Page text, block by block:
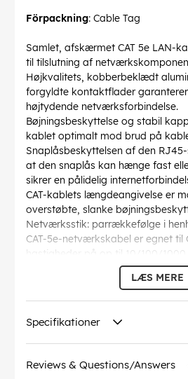
Förpackning: Cable Tag
Samlet, afskærmet CAT 5e LAN-
til tilslutning af
Højkvalitets, kobberbeklædt
forgyldte kontaktflader
højtydende netværksforbindelse.
Bøjningsbeskyttelse og stabil
kablet optimalt mod brud på
Snaplåsbeskyttelsen af den
at den snaplås kan hænge fast
sikrer en pålidelig
CAT-kablets længdeangivelse er
overstøbte, slanke
Netværksstik: parrækkefølge i
CAT-5e-netværkskabel er egnet til
hastigheder på op til 10/100/1000
: 27/7 (stranded)
: 36.8 mm
Specifikation: CAT 5e
Afskærmning klasse
Forbindelser: EIA/TIA-568 B
Driftstemperatur op til: 60 °C
LÆS MERE
Specifikationer
Reviews & Questions/Answers